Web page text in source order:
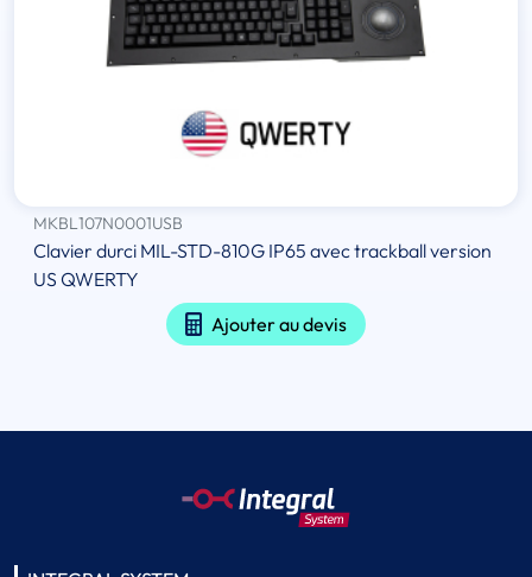
MKBL107N0001USB
Clavier durci MIL-STD-810G IP65 avec trackball version
US QWERTY
Ajouter au devis